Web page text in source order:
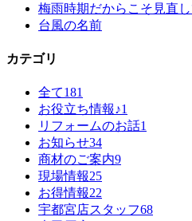
梅雨時期だからこそ見直
台風の名前
カテゴリ
全て181
お役立ち情報♪1
リフォームのお話1
お知らせ34
商材のご案内9
現場情報25
お得情報22
宇都宮店スタッフ68